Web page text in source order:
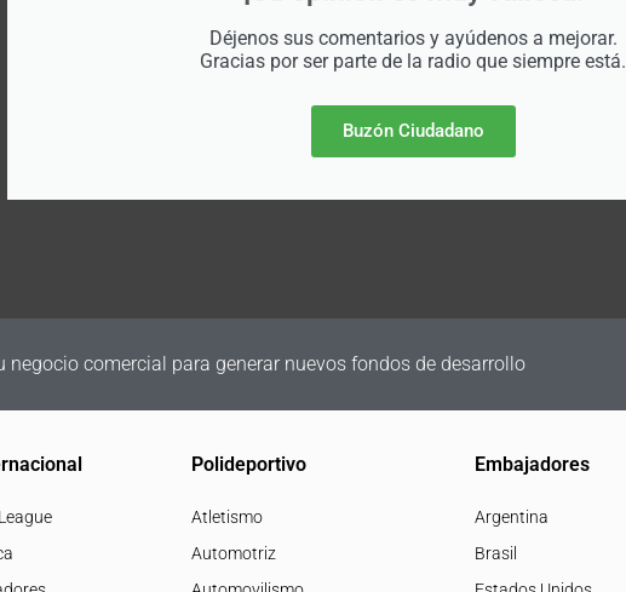
Déjenos sus comentarios y ayúdenos a mejorar.
Gracias por ser parte de la radio que siempre está.
Buzón Ciudadano
negocio comercial para generar nuevos fondos de desarrollo
Polideportivo
Atletismo
Automotriz
Embajadores
Argentina
Brasil